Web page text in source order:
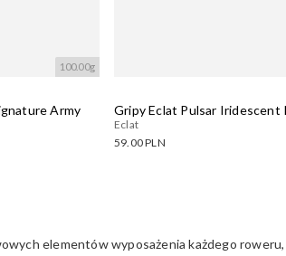
100.00g
Army
Gripy Eclat Pulsar Iridescent
Eclat
59.00 PLN
elementów wyposażenia każdego